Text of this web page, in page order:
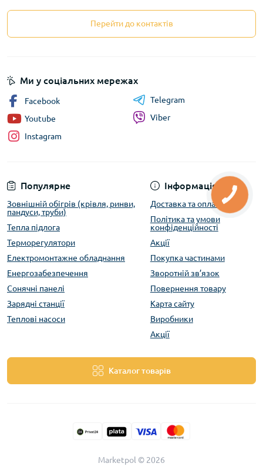
Перейти до контактів
Популярне
Зовнішній обігрів (крівля, ринви,
пандуси, труби)
Тепла підлога
Терморегулятори
Електромонтажне обладнання
Енергозабезпечення
Сонячні панелі
Зарядні станції
Теплові насоси
Інформація
Доставка та оплата
Політика та умови
конфіденційності
Акції
Покупка частинами
Зворотній зв’язок
Повернення товару
Карта сайту
Виробники
Акції
Каталог товарів
Ми у соціальних мережах
Facebook
Youtube
Instagram
Telegram
Viber
Marketpol © 2026